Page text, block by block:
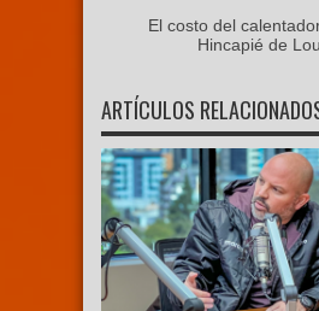
El costo del
Hincapié de
ARTÍCULOS